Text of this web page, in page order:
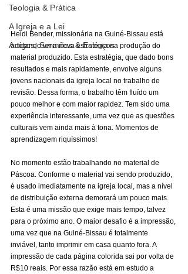
Teologia & Prática
A Igreja e a Lei
Artigos, Sermões & Esboços
Heidi Bender, missionária na Guiné-Bissau está
adotando uma nova estratégia na produção do
material produzido. Esta estratégia, que dado bons
resultados e mais rapidamente, envolve alguns
jovens nacionais da igreja local no trabalho de
revisão. Dessa forma, o trabalho têm fluído um
pouco melhor e com maior rapidez. Tem sido uma
experiência interessante, uma vez que as questões
culturais vem ainda mais à tona. Momentos de
aprendizagem riquíssimos!
No momento estão trabalhando no material de
Páscoa. Conforme o material vai sendo produzido,
é usado imediatamente na igreja local, mas a nível
de distribuição externa demorará um pouco mais.
Esta é uma missão que exige mais tempo, talvez
para o próximo ano. O maior desafio é a impressão,
uma vez que na Guiné-Bissau é totalmente
inviável, tanto imprimir em casa quanto fora. A
impressão de cada página colorida sai por volta de
R$10 reais. Por essa razão está em estudo a